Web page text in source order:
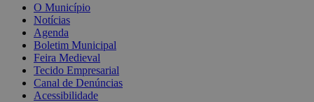
O Município
Notícias
Agenda
Boletim Municipal
Feira Medieval
Tecido Empresarial
Canal de Denúncias
Acessibilidade